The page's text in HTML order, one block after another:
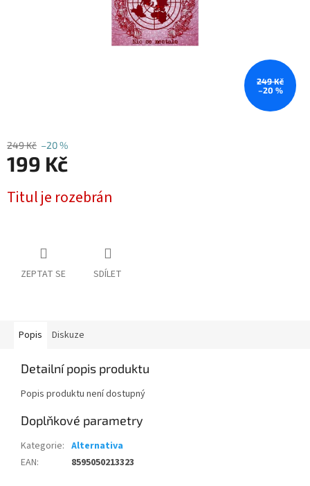
249 Kč
–20 %
249 Kč –20 %
199 Kč
cena:
Titul je rozebrán
ZEPTAT SE SDÍLET
Popis Diskuze
Detailní popis produktu
Popis produktu není dostupný
Doplňkové parametry
Kategorie: Alternativa
EAN: 8595050213323